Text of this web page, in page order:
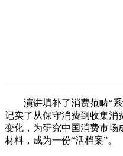
演讲填补了消费范畴“系
记实了从保守消费到收集消
变化，为研究中国消费市场
材料，成为一份“活档案”。